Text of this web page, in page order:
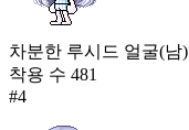
차분한 루시드 얼굴(남)
착용 수 481
#4